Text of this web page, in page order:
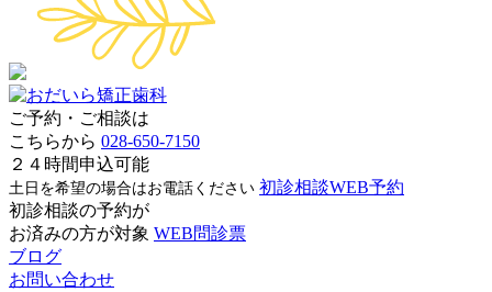
ご予約・ご相談は
こちらから 028-650-7150
２４時間申込可能
土日を希望の場合はお電話ください 初診相談WEB予約
初診相談の予約が
お済みの方が対象 WEB問診票
ブログ
お問い合わせ